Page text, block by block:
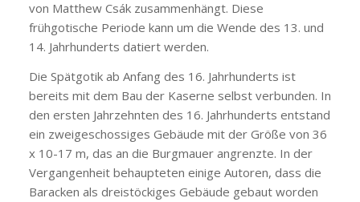
von Matthew Csák zusammenhängt. Diese
frühgotische Periode kann um die Wende des 13. und
14. Jahrhunderts datiert werden.
Die Spätgotik ab Anfang des 16. Jahrhunderts ist
bereits mit dem Bau der Kaserne selbst verbunden. In
den ersten Jahrzehnten des 16. Jahrhunderts entstand
ein zweigeschossiges Gebäude mit der Größe von 36
x 10-17 m, das an die Burgmauer angrenzte. In der
Vergangenheit behaupteten einige Autoren, dass die
Baracken als dreistöckiges Gebäude gebaut worden